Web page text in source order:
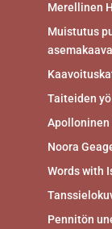
Merellinen
Muistutus
Taiteiden
Apolloninen
Noora
Words with
Pennitön